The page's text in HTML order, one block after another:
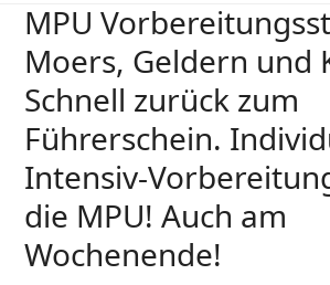
MPU
Moers, Geldern und
Schnell zurück zum
Führerschein.
Intensiv-
die MPU! Auch am
Wochenende!